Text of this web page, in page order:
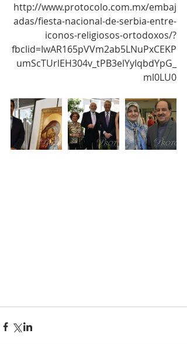
http://www.protocolo.com.mx/embaj
adas/fiesta-nacional-de-serbia-entre-
iconos-religiosos-ortodoxos/?
fbclid=IwAR165pVVm2ab5LNuPxCEKP
umScTUrlEH304v_tPB3elYyIqbdYpG_
ml0LU0